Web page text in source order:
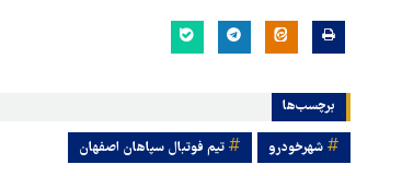
برچسب‌ها
شهرخودرو تیم فوتبال سپاهان اصفهان